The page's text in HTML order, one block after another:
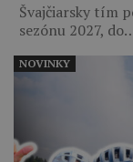
Švajčiarsky tím
sezónu 2027,
NOVINKY